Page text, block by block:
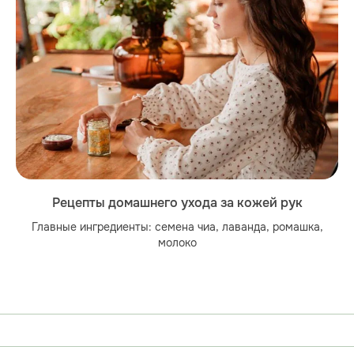
Рецепты домашнего ухода за кожей рук
Главные ингредиенты: семена чиа, лаванда, ромашка,
молоко